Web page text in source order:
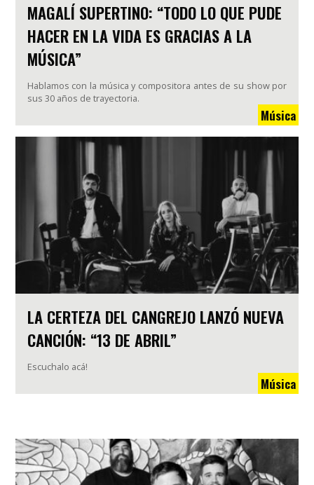
MAGALÍ SUPERTINO: “TODO LO QUE PUDE
HACER EN LA VIDA ES GRACIAS A LA
MÚSICA”
Hablamos con la música y compositora antes de su show por
sus 30 años de trayectoria.
Música
LA CERTEZA DEL CANGREJO LANZÓ NUEVA
CANCIÓN: “13 DE ABRIL”
Escuchalo acá!
Música